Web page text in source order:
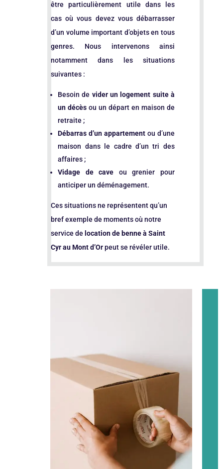
être particulièrement utile dans les
cas où vous devez vous débarrasser
d’un volume important d’objets en tous
genres. Nous intervenons ainsi
notamment dans les situations
suivantes :
Besoin de vider un logement suite à
un décès ou un départ en maison de
retraite ;
Débarras d’un appartement ou d’une
maison dans le cadre d’un tri des
affaires ;
Vidage de cave ou grenier pour
anticiper un déménagement.
Ces situations ne représentent qu’un
bref exemple de moments où notre
service de location de benne à Saint
Cyr au Mont d’Orpeut se révéler utile.